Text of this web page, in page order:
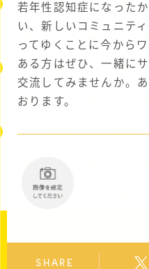
若年性認知症になった
い、新しいコミュニテ
ってゆくことに今から
ある方はぜひ、一緒に
交流してみませんか。
おります。
SHARE